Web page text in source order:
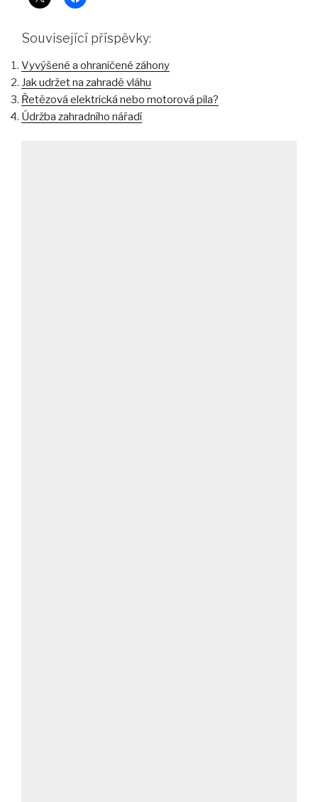
Související příspěvky:
Vyvýšené a ohraničené záhony
Jak udržet na zahradě vláhu
Řetězová elektrická nebo motorová pila?
Údržba zahradního nářadí